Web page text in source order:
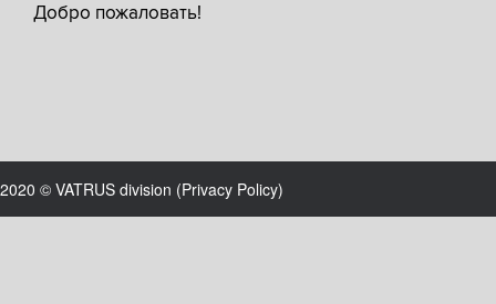
Добро пожаловать!
2020 © VATRUS division (Privacy Policy)